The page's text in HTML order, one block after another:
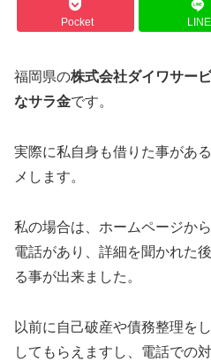
Pocket LINE
福岡県の株式会社ダイワサー
なサラ金です。
実際に私自身も借りた事があ
メします。
私の場合は、ホームページか
電話があり、詳細を聞かれた
る事が出来ました。
以前に自己破産や債務整理を
してもらえますし、電話での